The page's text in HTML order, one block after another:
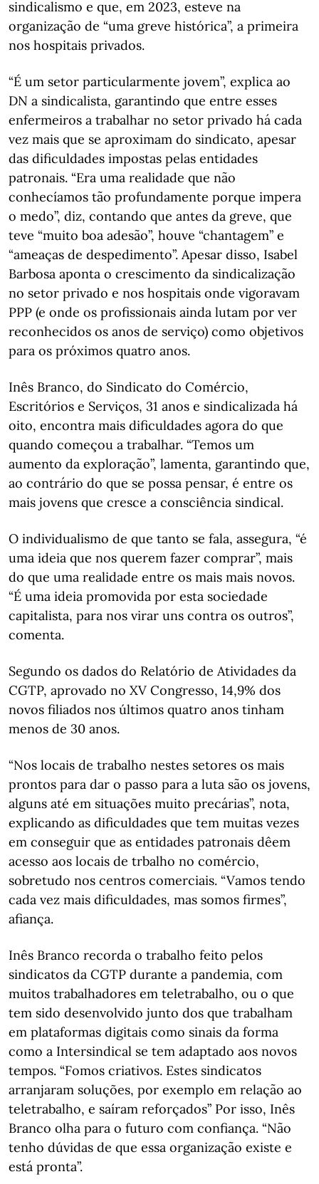
sindicalismo e que, em 2023, esteve na
organização de “uma greve histórica”, a primeira
nos hospitais privados.
“É um setor particularmente jovem”, explica ao
DN a sindicalista, garantindo que entre esses
enfermeiros a trabalhar no setor privado há cada
vez mais que se aproximam do sindicato, apesar
das dificuldades impostas pelas entidades
patronais. “Era uma realidade que não
conhecíamos tão profundamente porque impera
o medo”, diz, contando que antes da greve, que
teve “muito boa adesão”, houve “chantagem” e
“ameaças de despedimento”. Apesar disso, Isabel
Barbosa aponta o crescimento da sindicalização
no setor privado e nos hospitais onde vigoravam
PPP (e onde os profissionais ainda lutam por ver
reconhecidos os anos de serviço) como objetivos
para os próximos quatro anos.
Inês Branco, do Sindicato do Comércio,
Escritórios e Serviços, 31 anos e sindicalizada há
oito, encontra mais dificuldades agora do que
quando começou a trabalhar. “Temos um
aumento da exploração”, lamenta, garantindo que,
ao contrário do que se possa pensar, é entre os
mais jovens que cresce a consciência sindical.
O individualismo de que tanto se fala, assegura, “é
uma ideia que nos querem fazer comprar”, mais
do que uma realidade entre os mais mais novos.
“É uma ideia promovida por esta sociedade
capitalista, para nos virar uns contra os outros”,
comenta.
Segundo os dados do Relatório de Atividades da
CGTP, aprovado no XV Congresso, 14,9% dos
novos filiados nos últimos quatro anos tinham
menos de 30 anos.
“Nos locais de trabalho nestes setores os mais
prontos para dar o passo para a luta são os jovens,
alguns até em situações muito precárias”, nota,
explicando as dificuldades que tem muitas vezes
em conseguir que as entidades patronais dêem
acesso aos locais de trbalho no comércio,
sobretudo nos centros comerciais. “Vamos tendo
cada vez mais dificuldades, mas somos firmes”,
afiança.
Inês Branco recorda o trabalho feito pelos
sindicatos da CGTP durante a pandemia, com
muitos trabalhadores em teletrabalho, ou o que
tem sido desenvolvido junto dos que trabalham
em plataformas digitais como sinais da forma
como a Intersindical se tem adaptado aos novos
tempos. “Fomos criativos. Estes sindicatos
arranjaram soluções, por exemplo em relação ao
teletrabalho, e saíram reforçados” Por isso, Inês
Branco olha para o futuro com confiança. “Não
tenho dúvidas de que essa organização existe e
está pronta”.